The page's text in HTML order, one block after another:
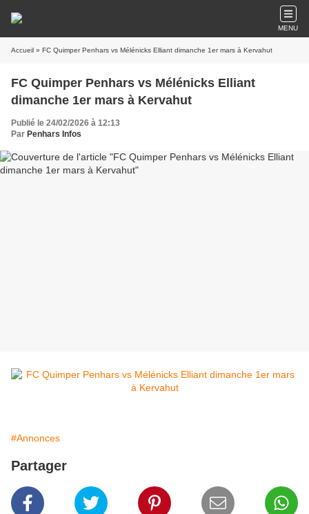
MENU
Accueil » FC Quimper Penhars vs Mélénicks Elliant dimanche 1er mars à Kervahut
FC Quimper Penhars vs Mélénicks Elliant
dimanche 1er mars à Kervahut
Publié le 24/02/2026 à 12:13
Par Penhars Infos
#Annonces
Partager